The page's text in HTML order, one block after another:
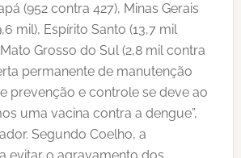
(952 contra 427), Minas Gerais
mil), Espírito Santo (13,7 mil
Grosso do Sul (2,8 mil contra
permanente de manutenção
prevenção e controle se deve ao
uma vacina contra a dengue”,
Segundo Coelho, a